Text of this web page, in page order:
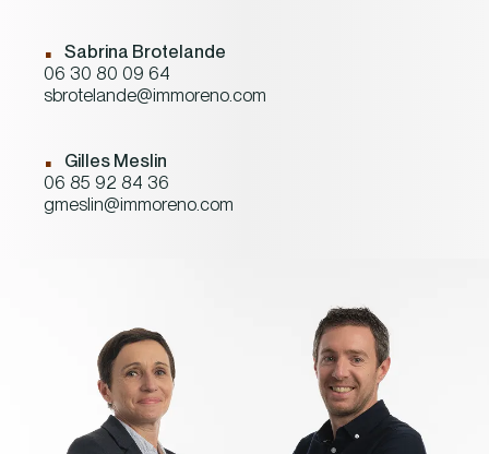
. Sabrina Brotelande
06 30 80 09 64
sbrotelande@immoreno.com
.
Gilles Meslin
06 85 92 84 36
gmeslin@immoreno.com